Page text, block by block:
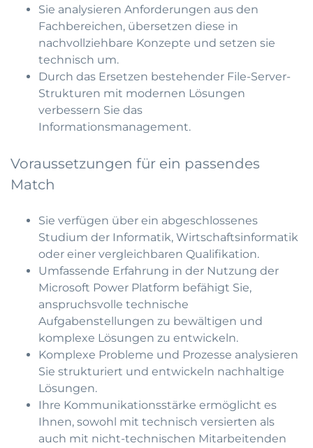
Sie analysieren Anforderungen aus den
Fachbereichen, übersetzen diese in
nachvollziehbare Konzepte und setzen sie
technisch um.
Durch das Ersetzen bestehender File-Server-
Strukturen mit modernen Lösungen
verbessern Sie das
Informationsmanagement.
Voraussetzungen für ein passendes
Match
Sie verfügen über ein abgeschlossenes
Studium der Informatik, Wirtschaftsinformatik
oder einer vergleichbaren Qualifikation.
Umfassende Erfahrung in der Nutzung der
Microsoft Power Platform befähigt Sie,
anspruchsvolle technische
Aufgabenstellungen zu bewältigen und
komplexe Lösungen zu entwickeln.
Komplexe Probleme und Prozesse analysieren
Sie strukturiert und entwickeln nachhaltige
Lösungen.
Ihre Kommunikationsstärke ermöglicht es
Ihnen, sowohl mit technisch versierten als
auch mit nicht-technischen Mitarbeitenden